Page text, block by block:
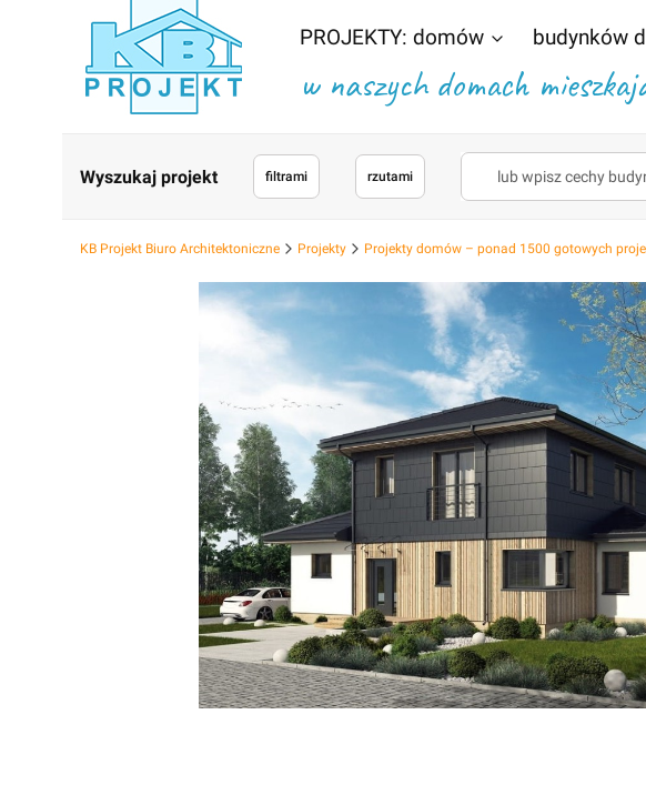
PROJEKTY: domów budynków
w naszych domach
Wyszukaj projekt filtrami rzutami
KB Projekt Biuro Architektoniczne Projekty Projekty domów – ponad 1500 gotowych